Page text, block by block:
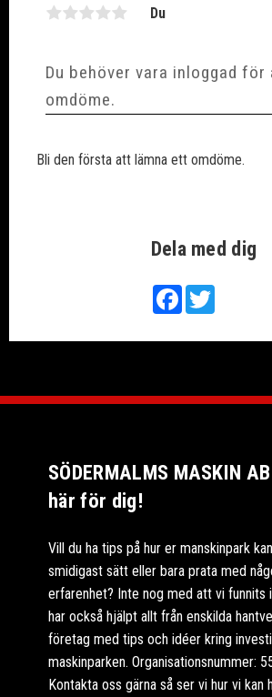
Dela med dig
FacebookTwitter
Du
Bli den första att lämna ett omdöme.
SÖDERMALMS MASKIN
här för dig!
Vill du ha tips på hur er manskinpark
smidigast sätt eller bara prata med
erfarenhet? Inte nog med att vi funnits
har också hjälpt allt från enskilda
företag med tips och idéer kring
maskinparken. Organisationsnummer:
Kontakta oss gärna så ser vi hur vi kan